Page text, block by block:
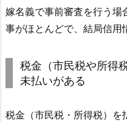
嫁名義で事前審査を行う場
事がほとんどで、結局信用
税金（市民税や所得
未払いがある
税金（市民税・所得税）を